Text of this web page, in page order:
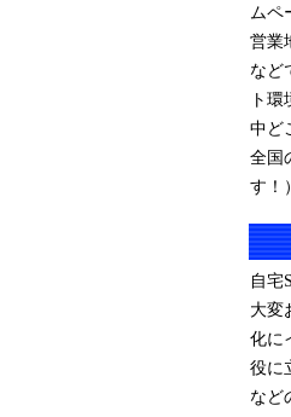
ムペ
営業
など
ト
中ど
全国
す！）
自宅
大変
化に
役に
など